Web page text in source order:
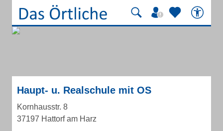
Haupt- u. Realschule mit OS
Kornhausstr. 8
37197 Hattorf am Harz